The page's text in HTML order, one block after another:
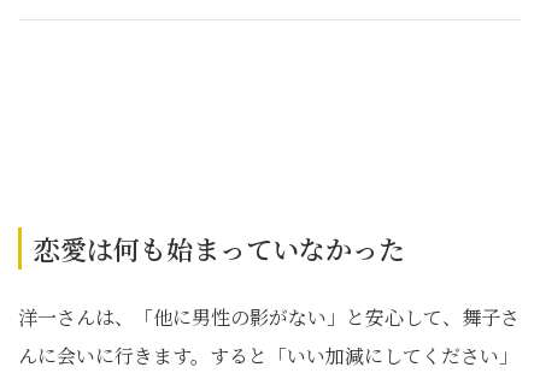
恋愛は何も始まっていなかった
洋一さんは、「他に男性の影がない」と安心して、舞子さ
んに会いに行きます。すると「いい加減にしてください」